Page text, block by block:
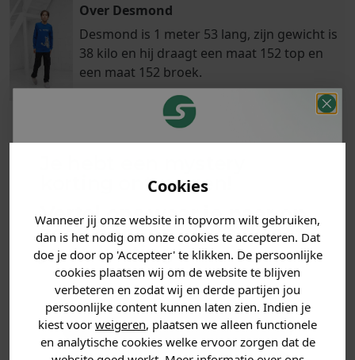
Cookies
Wanneer jij onze website in topvorm wilt gebruiken,
dan is het nodig om onze cookies te accepteren. Dat
doe je door op 'Accepteer' te klikken. De persoonlijke
cookies plaatsen wij om de website te blijven
verbeteren en zodat wij en derde partijen jou
persoonlijke content kunnen laten zien. Indien je
kiest voor weigeren, plaatsen we alleen functionele
en analytische cookies welke ervoor zorgen dat de
Over Desmond
Desmond is 1 meter 53 lang, zijn gewicht is
38 kilo en hij draagt een maat 152 top en
een maat 152 broek.
is morgen in huis!*
PRODUCTINFORMATIE
MATERIAAL & WASVOORSCHRIFT
ANDERE BESTELDEN OOK
korting ontvangen!
Vertel ons waar je naar op
zoek bent en claim direct
jouwkorting.
Heren kleding